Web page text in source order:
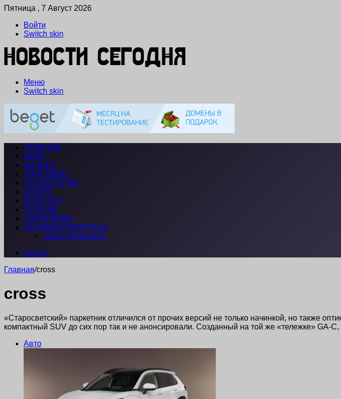
Пятница , 7 Август 2026
Войти
Switch skin
Меню
Switch skin
ГЛАВНАЯ
АВТО
БИЗНЕС
ЗДОРОВЬЕ
ТЕХНОЛОГИИ
СПОРТ
КУЛЬТУРА
ТУРИЗМ
ЭКОНОМИКА
БЫТОВЫЕ ВОПРОСЫ
Обзор интернета
Искать
Главная/cross
cross
«Старосветский» паркетник отличился от прочих версий не только начинкой, но также
компактный SUV до сих пор так и не анонсировали. Созданный на той же «тележке» GA-
Авто